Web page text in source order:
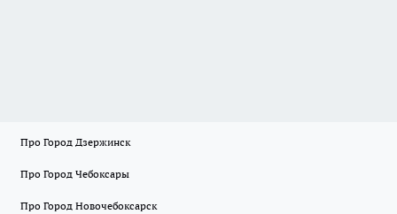
Про Город Дзержинск
Про Город Чебоксары
Про Город Новочебоксарск